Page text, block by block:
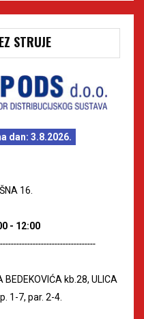
STRUJE
dan: 3.8.2026.
16.
- 12:00
BEDEKOVIĆA kb.28, ULICA
1-7, par. 2-4.